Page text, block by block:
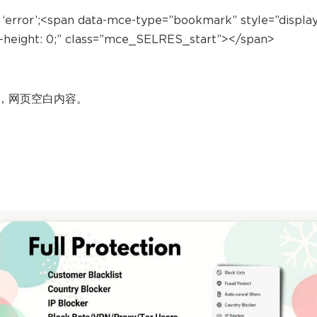
data-mce-type=”bookmark”
0;” class=”mce_SELRES_start”></span>
网页空白内容。